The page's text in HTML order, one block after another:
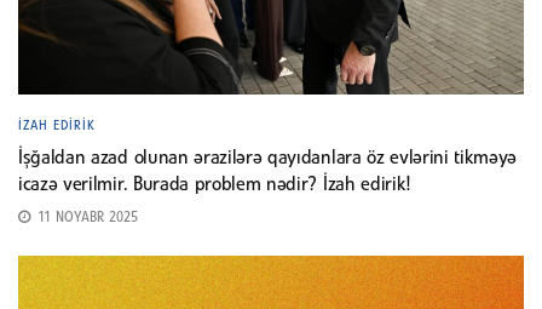
İZAH EDIRIK
İşğaldan azad olunan ərazilərə qayıdanlara öz evlərini tikməyə
icazə verilmir. Burada problem nədir? İzah edirik!
11 NOYABR 2025